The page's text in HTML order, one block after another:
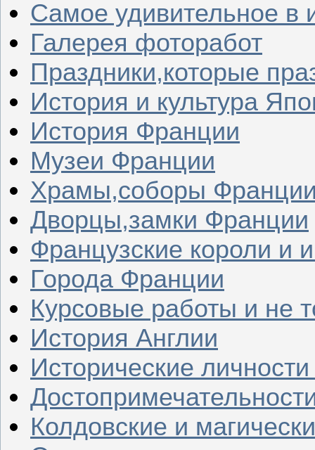
Самое удивительное в
Галерея фоторабот
Праздники,которые
История и культура
История Франции
Музеи Франции
Храмы,соборы
Дворцы,замки Франции
Французские короли и
Города Франции
Курсовые работы и не
История Англии
Исторические
Колдовские и